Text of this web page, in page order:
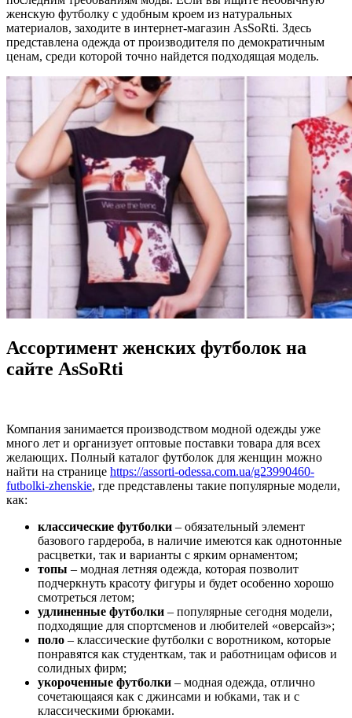
женскую футболку с удобным кроем из натуральных
материалов, заходите в интернет-магазин AsSoRti. Здесь
представлена одежда от производителя по демократичным
ценам, среди которой точно найдется подходящая модель.
Ассортимент женских футболок на
сайте AsSoRti
Компания занимается производством модной одежды уже
много лет и организует оптовые поставки товара для всех
желающих. Полный каталог футболок для женщин можно
найти на странице https://assorti-odessa.com.ua/g23990460-
futbolki-zhenskie, где представлены такие популярные модели,
как:
классические футболки – обязательный элемент
базового гардероба, в наличие имеются как однотонные
расцветки, так и варианты с ярким орнаментом;
топы – модная летняя одежда, которая позволит
подчеркнуть красоту фигуры и будет особенно хорошо
смотреться летом;
удлиненные футболки – популярные сегодня модели,
подходящие для спортсменов и любителей «оверсайз»;
поло – классические футболки с воротником, которые
понравятся как студенткам, так и работницам офисов и
солидных фирм;
укороченные футболки – модная одежда, отлично
сочетающаяся как с джинсами и юбками, так и с
классическими брюками.